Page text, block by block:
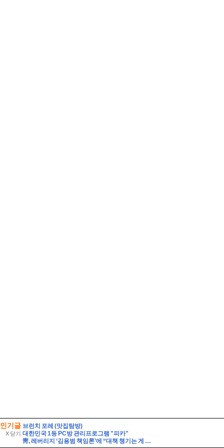
인기글
X 닫기
브런치 포레 (맛집탐방)
대한민국 1등 PC방 관리프로그램 "피카"
靑, 레버리지 ‘김용범 책임론’에 “대책 챙기는 게 더 중요”